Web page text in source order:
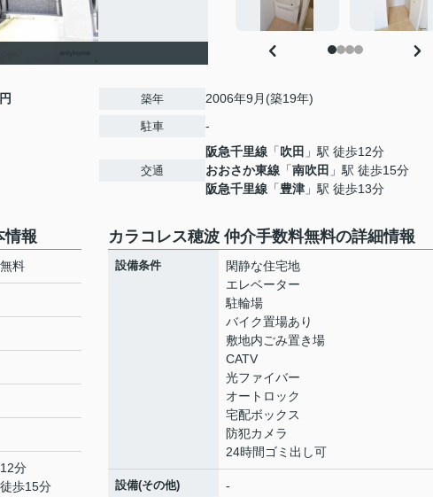
築年 2006年9月(築19年)
駐車 -
交通
阪急千里線 「吹田 」駅 徒歩12分
おおさか東線 「南吹田 」駅 徒歩15分
阪急千里線 「豊津 」駅 徒歩13分
情報
料
分
徒歩15分
カラコレス穂波 仲介手数料無料の詳細情報
設備条件
閑静な住宅地
エレベーター
駐輪場
バイク置場あり
敷地内ごみ置き場
CATV
光ファイバー
オートロック
宅配ボックス
防犯カメラ
24時間ゴミ出し可
設備(その他) -